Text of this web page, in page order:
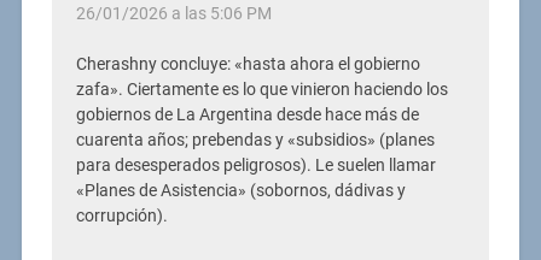
26/01/2026 a las 5:06 PM
Cherashny concluye: «hasta ahora el gobierno
zafa». Ciertamente es lo que vinieron haciendo los
gobiernos de La Argentina desde hace más de
cuarenta años; prebendas y «subsidios» (planes
para desesperados peligrosos). Le suelen llamar
«Planes de Asistencia» (sobornos, dádivas y
corrupción).